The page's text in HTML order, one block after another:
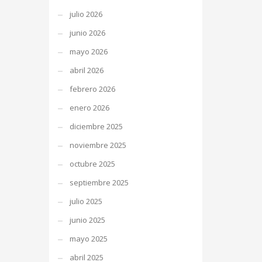
julio 2026
junio 2026
mayo 2026
abril 2026
febrero 2026
enero 2026
diciembre 2025
noviembre 2025
octubre 2025
septiembre 2025
julio 2025
junio 2025
mayo 2025
abril 2025